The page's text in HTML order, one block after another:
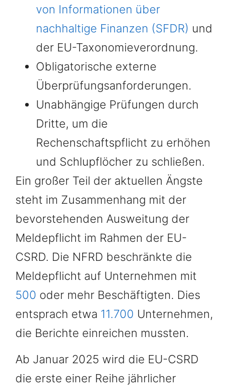
von Informationen über
nachhaltige Finanzen (SFDR) und
der EU-Taxonomieverordnung.
Obligatorische externe
Überprüfungsanforderungen.
Unabhängige Prüfungen durch
Dritte, um die
Rechenschaftspflicht zu erhöhen
und Schlupflöcher zu schließen.
Ein großer Teil der aktuellen Ängste
steht im Zusammenhang mit der
bevorstehenden Ausweitung der
Meldepflicht im Rahmen der EU-
CSRD. Die NFRD beschränkte die
Meldepflicht auf Unternehmen mit
500 oder mehr Beschäftigten. Dies
entsprach etwa 11.700 Unternehmen,
die Berichte einreichen mussten.
Ab Januar 2025 wird die EU-CSRD
die erste einer Reihe jährlicher